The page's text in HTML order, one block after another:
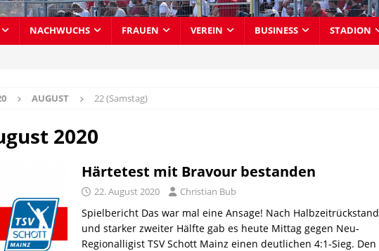
NACHWUCHS FRAUEN VEREIN BUSINESS STADION
AUGUST 22 (Samstag)
2020
Härtetest mit Bravour bestanden
22. August 2020 Christian Bub
Spielbericht Das war mal eine Ansage! Nach Halbzeitrückstand
und starker zweiter Hälfte gab es heute Mittag gegen Neu-
Regionalligist TSV Schott Mainz einen deutlichen 4:1-Sieg. Den